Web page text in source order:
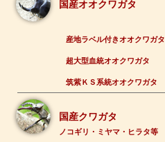
国産オオクワガタ
産地ラベル付きオオクワガタ
超大型血統オオクワガタ
筑紫ＫＳ系統オオクワガタ
国産クワガタ
ノコギリ・ミヤマ・ヒラタ等